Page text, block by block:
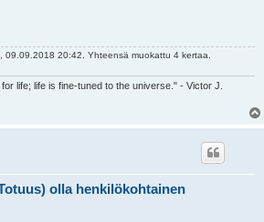
, 09.09.2018 20:42. Yhteensä muokattu 4 kertaa.
life; life is fine-tuned to the universe." - Victor J.
olla henkilökohtainen